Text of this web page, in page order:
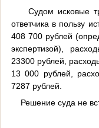
Судом исковые
ответчика в пользу
408 700 рублей
экспертизой),
23300 рублей,
13 000 рублей,
7287 рублей.
Решение суда не